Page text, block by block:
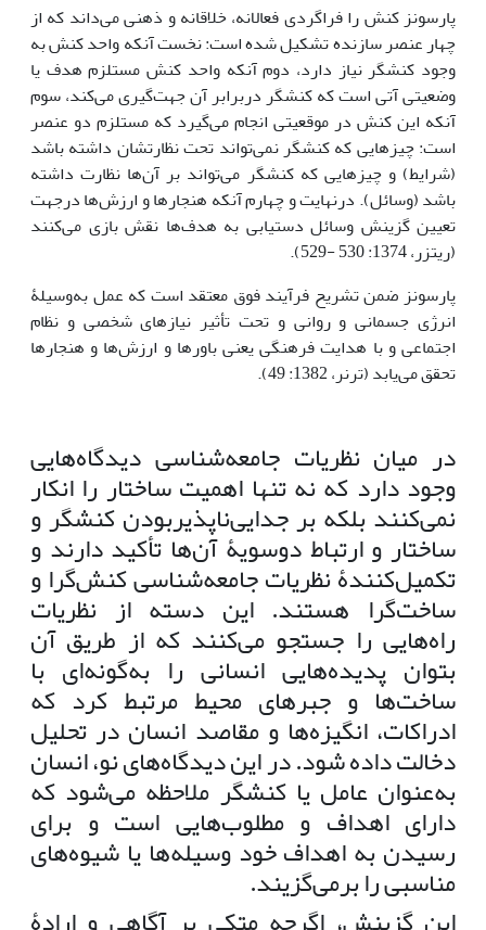
پارسونز کنش را فراگردی فعالانه، خلاقانه و ذهنی می‌داند که از
چهار عنصر سازنده تشکیل شده است: نخست آنکه واحد کنش به
وجود کنشگر نیاز دارد، دوم آنکه واحد کنش مستلزم هدف یا
وضعیتی آتی است که کنشگر دربرابر آن جهت‌گیری می‌کند، سوم
آنکه این کنش در موقعیتی انجام می‌گیرد که مستلزم دو عنصر
است: چیزهایی که کنشگر نمی‌تواند تحت نظارتشان داشته باشد
(شرایط) و چیزهایی که کنشگر می‌تواند بر آن‌ها نظارت داشته
باشد (وسائل). درنهایت و چهارم آنکه هنجارها و ارزش‌ها درجهت
تعیین گزینش وسائل دستیابی به هدف‌ها نقش بازی می‌کنند
(ریتزر، 1374: 530 -529).
پارسونز ضمن تشریح فرآیند فوق معتقد است که عمل به‌وسیلۀ
انرژی جسمانی و روانی و تحت تأثیر نیازهای شخصی و نظام
اجتماعی و با هدایت فرهنگی یعنی باورها و ارزش‌ها و هنجارها
تحقق می‌یابد (ترنر، 1382: 49).
در میان نظریات جامعه‌شناسی دیدگاه‌هایی
وجود دارد که نه تنها اهمیت ساختار را انکار
نمی‌کنند بلکه بر جدایی‌ناپذیربودن کنشگر و
ساختار و ارتباط دوسویۀ آن‌ها تأکید دارند و
تکمیل‌کنندۀ نظریات جامعه‌شناسی کنش‌گرا و
ساخت‌گرا هستند. این دسته از نظریات
راه‌هایی را جستجو می‌کنند که از طریق آن
بتوان پدیده‌هایی انسانی را به‌گونه‌ای با
ساخت‌ها و جبرهای محیط مرتبط کرد که
ادراکات، انگیزه‌ها و مقاصد انسان در تحلیل
دخالت داده شود. در این دیدگاه‌های نو، انسان
به‌عنوان عامل یا کنشگر ملاحظه می‌شود که
دارای اهداف و مطلوب‌هایی است و برای
رسیدن به اهداف خود وسیله‌ها یا شیوه‌های
مناسبی را برمی‌گزیند.